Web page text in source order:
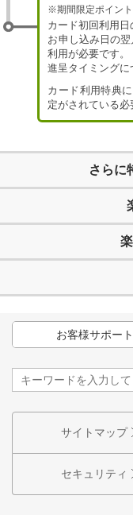
※期間限定ポイン
カード初回利用
お申し込み日の
利用が必要です。
進呈タイミングに
カード利用特典
定がされている必
さらに
お客様サポート
サイトマップ
セキュリティ